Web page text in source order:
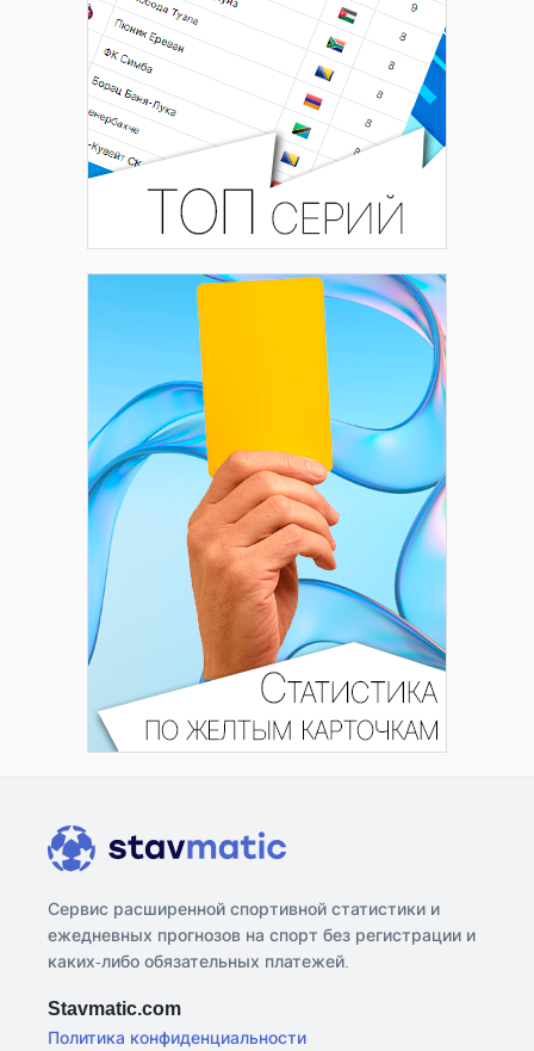
Сервис расширенной спортивной статистики и
ежедневных прогнозов на спорт без регистрации и
каких-либо обязательных платежей.
Stavmatic.com
Политика конфиденциальности